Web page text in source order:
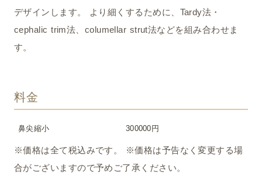
デザインします。 より細くするために、Tardy法・
cephalic trim法、columellar strut法などを組み合わせま
す。
料金
鼻尖縮小 300000円
※価格は全て税込みです。 ※価格は予告なく変更する場
合がございますので予めご了承ください。